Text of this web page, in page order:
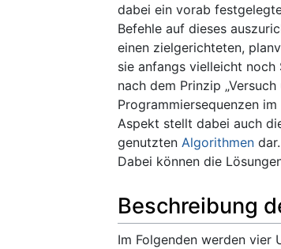
dabei ein vorab
Befehle auf dieses
einen zielgerichteten,
sie anfangs vielleicht
nach dem Prinzip
Programmiersequenzen
Aspekt stellt dabei auch
genutzten Algorithmen
Dabei können die
Beschreibung
Im Folgenden werden vier